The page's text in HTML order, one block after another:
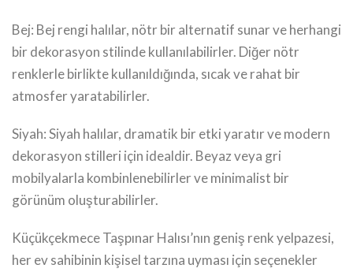
Bej: Bej rengi halılar, nötr bir alternatif sunar ve herhangi
bir dekorasyon stilinde kullanılabilirler. Diğer nötr
renklerle birlikte kullanıldığında, sıcak ve rahat bir
atmosfer yaratabilirler.
Siyah: Siyah halılar, dramatik bir etki yaratır ve modern
dekorasyon stilleri için idealdir. Beyaz veya gri
mobilyalarla kombinlenebilirler ve minimalist bir
görünüm oluşturabilirler.
Küçükçekmece Taşpınar Halısı’nın geniş renk yelpazesi,
her ev sahibinin kişisel tarzına uyması için seçenekler